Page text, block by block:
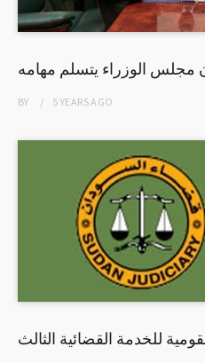
مجلس الوزراء يتسلم مهامه
BY 5 YEARSAGO
للخدمة القضائية الثالث